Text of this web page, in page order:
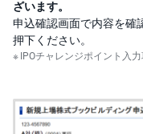
ざいます。
申込確認画面で内容を確
押下ください。
IPOチャレンジポイント入